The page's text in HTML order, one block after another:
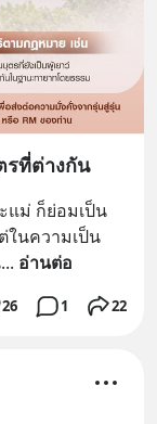
รที่ต่างกัน
แม่ ก็ย่อมเป็น
ในความเป็น
... อ่านต่อ
26 1 22